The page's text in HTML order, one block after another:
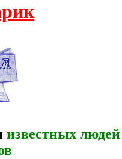
известных людей